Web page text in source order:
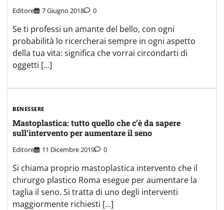
Editore 7 Giugno 2018 0
Se ti professi un amante del bello, con ogni
probabilità lo ricercherai sempre in ogni aspetto
della tua vita: significa che vorrai circondarti di
oggetti […]
BENESSERE
Mastoplastica: tutto quello che c’è da sapere
sull’intervento per aumentare il seno
Editore 11 Dicembre 2019 0
Si chiama proprio mastoplastica intervento che il
chirurgo plastico Roma esegue per aumentare la
taglia il seno. Si tratta di uno degli interventi
maggiormente richiesti […]